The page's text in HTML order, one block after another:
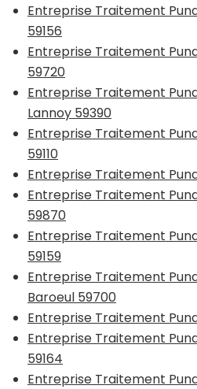
Entreprise Traitement
59156
Entreprise Traitement
59720
Entreprise Traitement
Lannoy 59390
Entreprise Traitement
59110
Entreprise Traitement
Entreprise Traitement
59870
Entreprise Traitement
59159
Entreprise Traitement
Baroeul 59700
Entreprise Traitement
Entreprise Traitement
59164
Entreprise Traitement